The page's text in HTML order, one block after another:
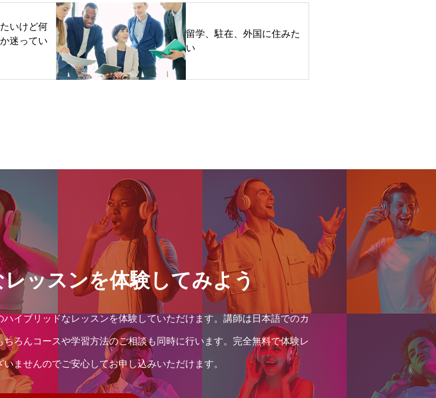
いけど何
迷ってい
留学、駐在、外国に住みた
い
ッスンを体験してみよう
イブリッドなレッスンを体験していただけます。講師は日本語でのカ
ろんコースや学習方法のご相談も同時に行います。完全無料で体験レ
ませんのでご安心してお申し込みいただけます。